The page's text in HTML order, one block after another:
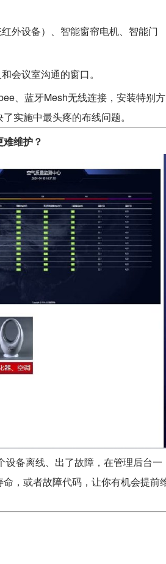
外设备）、智能窗帘电机、智能门
会议室沟通的窗口。
、蓝牙Mesh无线连接，安装特别方
实施中最头疼的布线问题。
维护？
设备离线、出了故障，在管理后台一
，或者故障代码，让你有机会提前